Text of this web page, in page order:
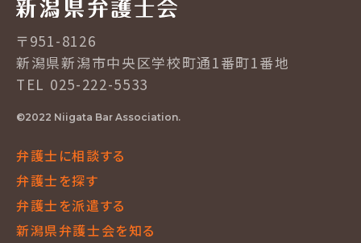
〒951-8126
新潟県新潟市中央区学校町通1番町1番地
TEL 025-222-5533
©2022 Niigata Bar Association.
弁護士に相談する
弁護士を探す
弁護士を派遣する
新潟県弁護士会を知る